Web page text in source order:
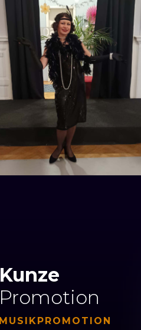
Kunze
Promotion
MUSIK­PROMOTION